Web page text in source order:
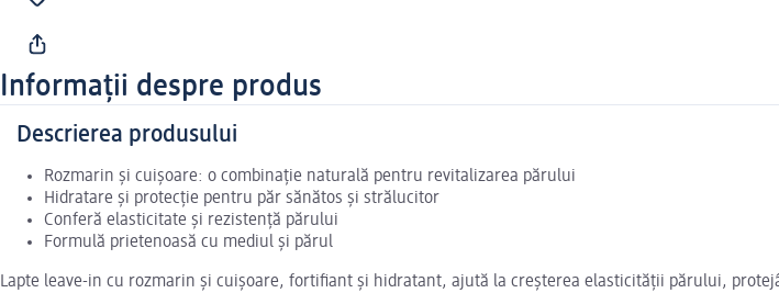
Informații despre produs
Descrierea produsului
Rozmarin și cuișoare: o combinație naturală pentru revitalizarea părului
Hidratare și protecție pentru păr sănătos și strălucitor
Conferă elasticitate și rezistență părului
Formulă prietenoasă cu mediul și părul
Lapte leave-in cu rozmarin și cuișoare, fortifiant și hidratant, ajută la creșterea elasticității părului,